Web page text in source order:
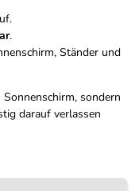
.
Ständer und
sondern
darauf verlassen